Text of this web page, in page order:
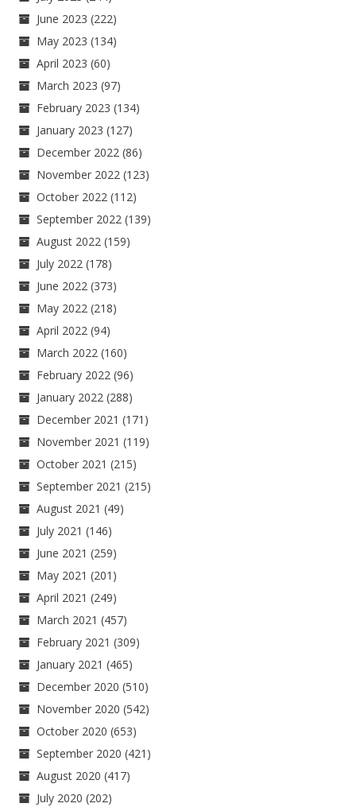
June 2023 (222)
May 2023 (134)
April 2023 (60)
March 2023 (97)
February 2023 (134)
January 2023 (127)
December 2022 (86)
November 2022 (123)
October 2022 (112)
September 2022 (139)
August 2022 (159)
July 2022 (178)
June 2022 (373)
May 2022 (218)
April 2022 (94)
March 2022 (160)
February 2022 (96)
January 2022 (288)
December 2021 (171)
November 2021 (119)
October 2021 (215)
September 2021 (215)
August 2021 (49)
July 2021 (146)
June 2021 (259)
May 2021 (201)
April 2021 (249)
March 2021 (457)
February 2021 (309)
January 2021 (465)
December 2020 (510)
November 2020 (542)
October 2020 (653)
September 2020 (421)
August 2020 (417)
July 2020 (202)